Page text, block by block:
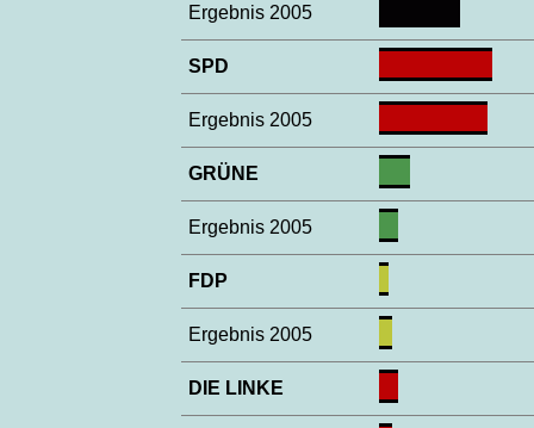
Ergebnis 2005
SPD
Ergebnis 2005
GRÜNE
Ergebnis 2005
FDP
Ergebnis 2005
DIE LINKE